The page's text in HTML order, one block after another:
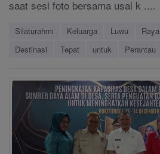
saat sesi foto bersama usai k ....
Silaturahmi Keluarga Luwu Raya
Destinasi
Tepat untuk Perantau